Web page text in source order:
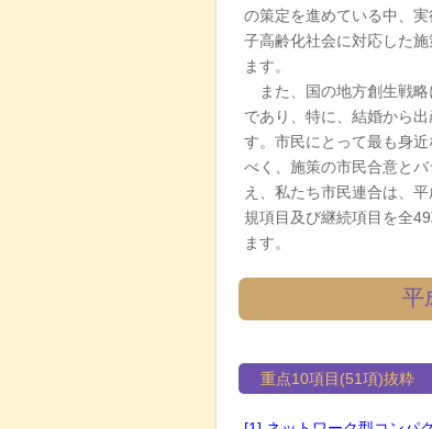
の策定を進めている中、
子高齢化社会に対応した
ます。
また、国の地方創生戦略
であり、特に、結婚から
す。市民にとって最も身
べく、施策の市民合意と
え、私たち市民連合は、
規項目及び継続項目を全
ます。
平
重点10項目(51項)抜粋